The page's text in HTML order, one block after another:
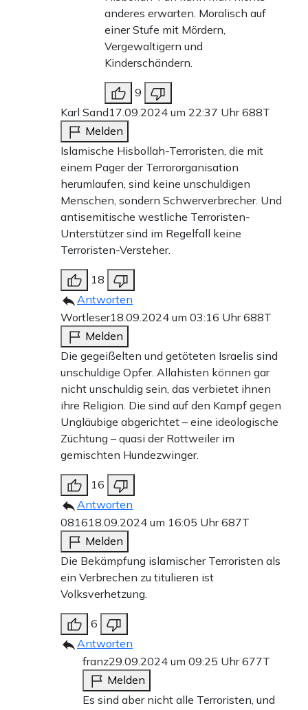
anderes erwarten. Moralisch auf
einer Stufe mit Mördern,
Vergewaltigern und
Kinderschändern.
9
Karl Sand17.09.2024 um 22:37 Uhr688T
Melden
Islamische Hisbollah-Terroristen, die mit
einem Pager der Terrororganisation
herumlaufen, sind keine unschuldigen
Menschen, sondern Schwerverbrecher. Und
antisemitische westliche Terroristen-
Unterstützer sind im Regelfall keine
Terroristen-Versteher.
18
Antworten
Wortleser18.09.2024 um 03:16 Uhr688T
Melden
Die gegeißelten und getöteten Israelis sind
unschuldige Opfer. Allahisten können gar
nicht unschuldig sein, das verbietet ihnen
ihre Religion. Die sind auf den Kampf gegen
Ungläubige abgerichtet – eine ideologische
Züchtung – quasi der Rottweiler im
gemischten Hundezwinger.
16
Antworten
081618.09.2024 um 16:05 Uhr687T
Melden
Die Bekämpfung islamischer Terroristen als
ein Verbrechen zu titulieren ist
Volksverhetzung.
6
Antworten
franz29.09.2024 um 09:25 Uhr677T
Melden
Es sind aber nicht alle Terroristen, und